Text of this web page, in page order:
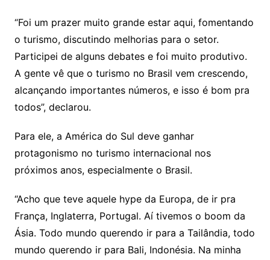
“Foi um prazer muito grande estar aqui, fomentando
o turismo, discutindo melhorias para o setor.
Participei de alguns debates e foi muito produtivo.
A gente vê que o turismo no Brasil vem crescendo,
alcançando importantes números, e isso é bom pra
todos”, declarou.
Para ele, a América do Sul deve ganhar
protagonismo no turismo internacional nos
próximos anos, especialmente o Brasil.
“Acho que teve aquele hype da Europa, de ir pra
França, Inglaterra, Portugal. Aí tivemos o boom da
Ásia. Todo mundo querendo ir para a Tailândia, todo
mundo querendo ir para Bali, Indonésia. Na minha